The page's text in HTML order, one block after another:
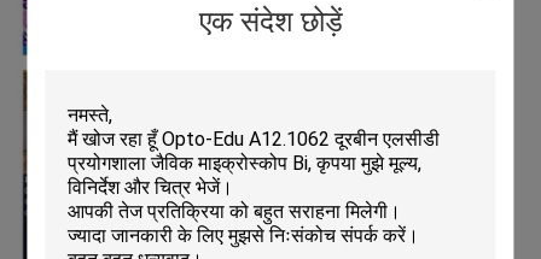
एक संदेश छोड़ें